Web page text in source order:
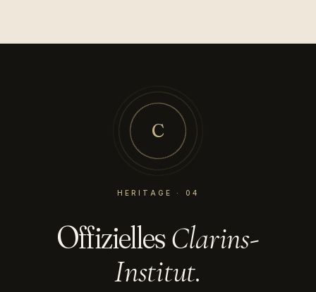
C
HERITAGE · 04
OffiziellesClarins-
Institut.